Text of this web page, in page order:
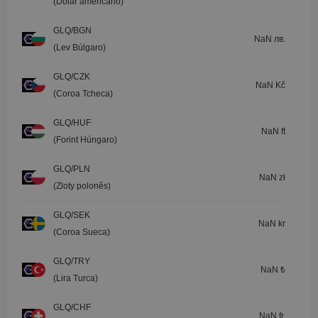
GLQ/BGN
(Lev Búlgaro)
NaN лв.
GLQ/CZK
(Coroa Tcheca)
NaN Kč
GLQ/HUF
(Forint Húngaro)
NaN ft
GLQ/PLN
(Zloty polonês)
NaN zł
GLQ/SEK
(Coroa Sueca)
NaN kr
GLQ/TRY
(Lira Turca)
NaN ₺
GLQ/CHF